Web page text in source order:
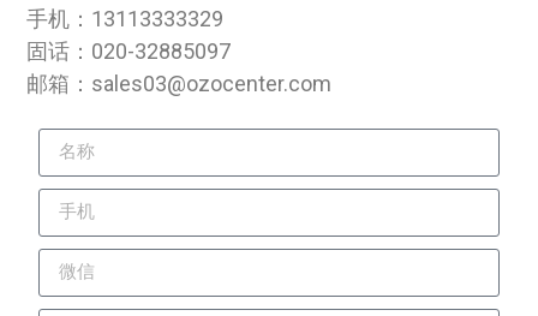
手机：13113333329
固话：020-32885097
邮箱：sales03@ozocenter.com